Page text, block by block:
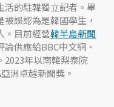
活的駐韓獨立記者。畢
誤認為是韓國學生，
。目前經營韓半島新聞
論供應給BBC中文網、
2023年以南韓梨泰院
洲卓越新聞獎。